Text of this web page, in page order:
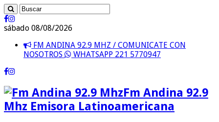
sábado 08/08/2026
FM ANDINA 92.9 MHZ / COMUNICATE CON
NOSOTROS
WHATSAPP 221 5770947
Fm Andina 92.9
Mhz Emisora Latinoamericana